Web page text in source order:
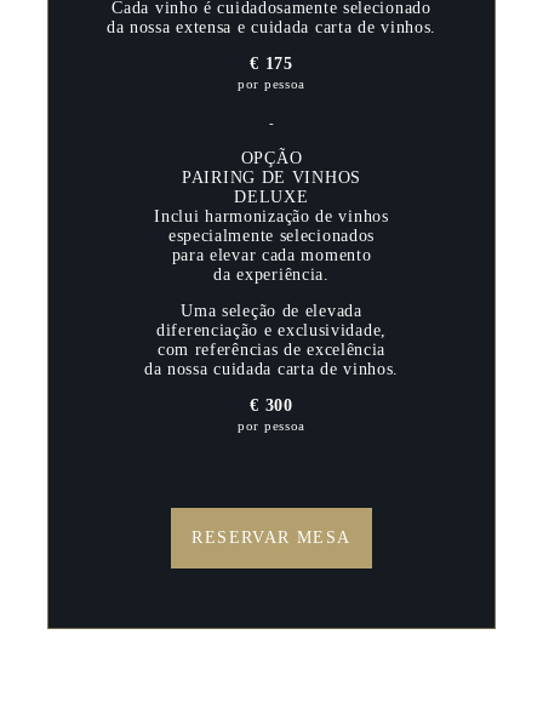
Cada vinho é cuidadosamente selecionado
da nossa extensa e cuidada carta de vinhos.
€ 175
por pessoa
-
OPÇÃO
PAIRING DE VINHOS
DELUXE
Inclui harmonização de vinhos
especialmente selecionados
para elevar cada momento
da experiência.
Uma seleção de elevada
diferenciação e exclusividade,
com referências de excelência
da nossa cuidada carta de vinhos.
€ 300
por pessoa
RESERVAR MESA